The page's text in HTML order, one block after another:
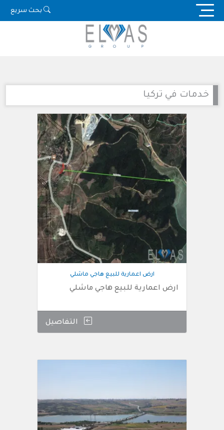
Skip
بحث سريع
خدمات في تركيا
ارض اعمارية للبيع هاجي ماشلي
ارض اعمارية للبيع هاجي ماشلي
التفاصيل